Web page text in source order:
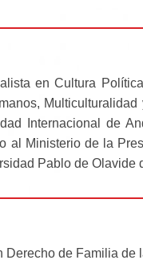
en Cultura
Internacional de
al Ministerio de la
Pablo de Olavide
de Familia